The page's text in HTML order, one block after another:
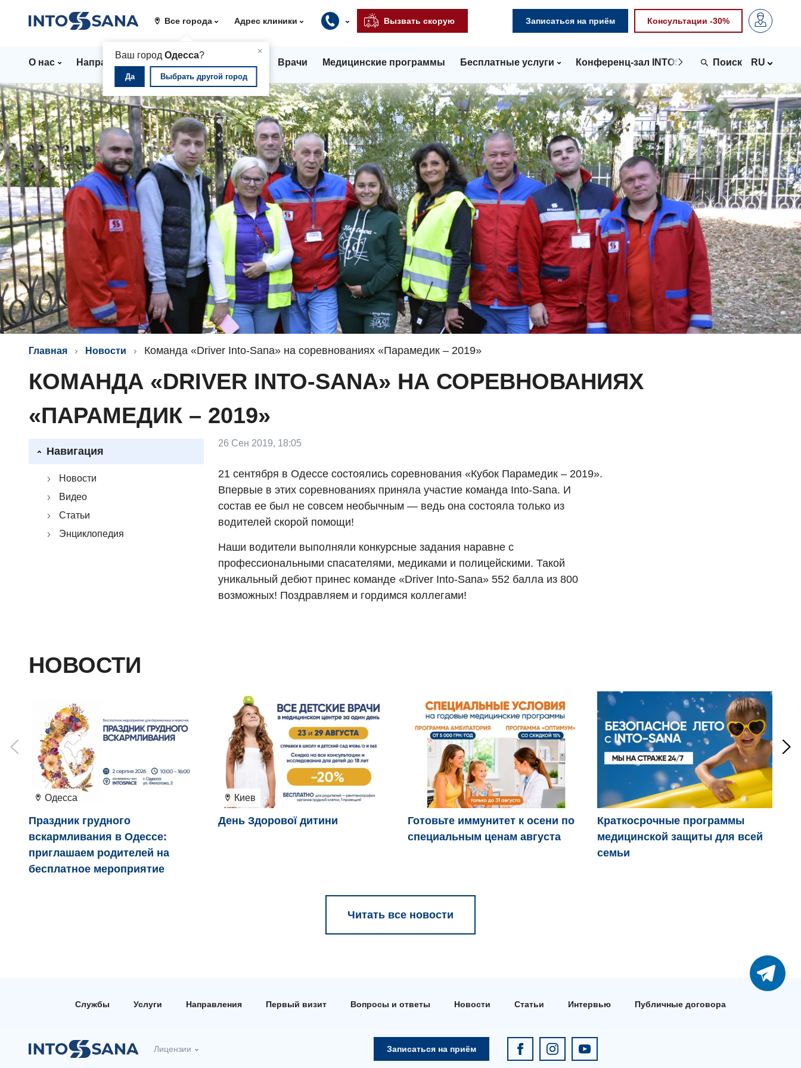
Все города
×
Ваш город Одесса?
Да Выбрать другой город
Адрес клиники Вызвать скорую Записаться на приём Консультации -30%
О нас Направления Стационар Врачи Медицинские программы Бесплатные услуги Конференц-зал INTOSPACE Контакты
RU
Главная Новости Команда «Driver Into-Sana» на соревнованиях «Парамедик – 2019»
КОМАНДА «DRIVER INTO-SANA» НА СОРЕВНОВАНИЯХ
«ПАРАМЕДИК – 2019»
Навигация
Новости
Видео
Статьи
Энциклопедия
26 Сен 2019, 18:05
21 сентября в Одессе состоялись соревнования «Кубок Парамедик – 2019».
Впервые в этих соревнованиях приняла участие команда Into-Sana. И
состав ее был не совсем необычным — ведь она состояла только из
водителей скорой помощи!
Наши водители выполняли конкурсные задания наравне с
профессиональными спасателями, медиками и полицейскими. Такой
уникальный дебют принес команде «Driver Into-Sana» 552 балла из 800
возможных! Поздравляем и гордимся коллегами!
НОВОСТИ
Одесса
Праздник грудного
вскармливания в Одессе:
приглашаем родителей на
бесплатное мероприятие
Киев
День Здорової дитини
Готовьте иммунитет к осени по
специальным ценам августа
Краткосрочные программы
медицинской защиты для всей
семьи
Читать все новости
Службы Услуги Направления Первый визит Вопросы и ответы Новости Статьи Интервью Публичные договора
Лицензии Записаться на приём